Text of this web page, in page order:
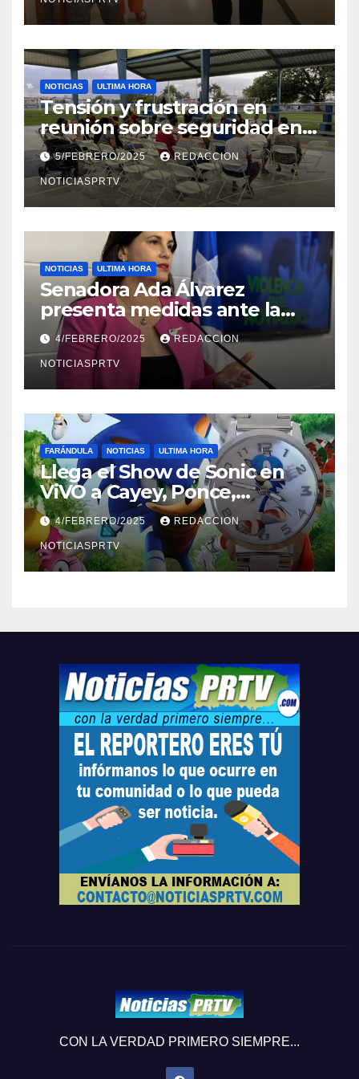
NOTICIAS ULTIMA HORA
Tensión y frustración en
reunión sobre seguridad en
Reparto Metropolitano
5/FEBRERO/2025 REDACCION
NOTICIASPRTV
NOTICIAS ULTIMA HORA
Senadora Ada Álvarez
presenta medidas ante la
violencia en el noviazgo
4/FEBRERO/2025 REDACCION
NOTICIASPRTV
FARÁNDULA NOTICIAS ULTIMA HORA
Llega el Show de Sonic en
ViVO a Cayey, Ponce,
Barceloneta y Humacao,
Relojes gratis para el que
compre ahora….
4/FEBRERO/2025 REDACCION
NOTICIASPRTV
CON LA VERDAD PRIMERO SIEMPRE...